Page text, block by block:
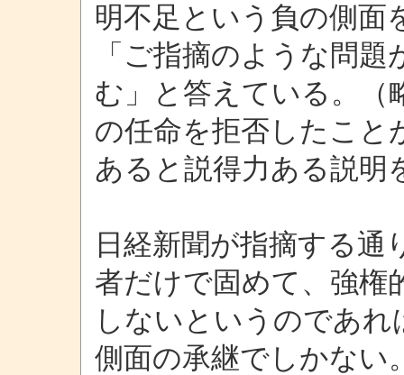
明不足という負の側面
「ご指摘のような問
む」と答えている。（
の任命を拒否したこと
あると説得力ある説明
日経新聞が指摘する通
者だけで固めて、強権
しないというのであ
側面の承継でしかない